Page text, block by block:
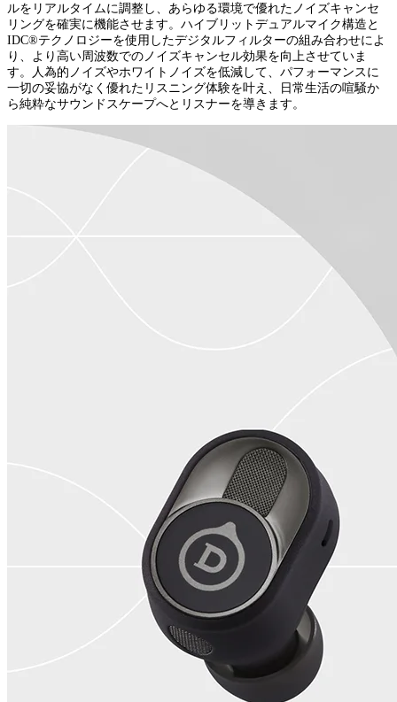
ルをリアルタイムに調整し、あらゆる環境で優れたノイズキャンセ
リングを確実に機能させます。ハイブリットデュアルマイク構造と
IDC®️テクノロジーを使用したデジタルフィルターの組み合わせによ
り、より高い周波数でのノイズキャンセル効果を向上させていま
す。人為的ノイズやホワイトノイズを低減して、パフォーマンスに
一切の妥協がなく優れたリスニング体験を叶え、日常生活の喧騒か
ら純粋なサウンドスケープへとリスナーを導きます。